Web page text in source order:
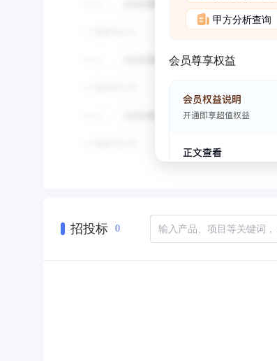
甲方分析查询
会员尊享权益
招投标 0